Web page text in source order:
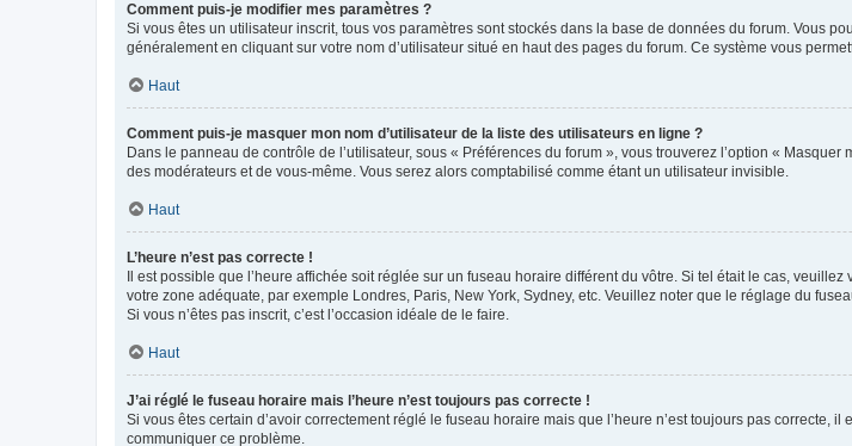
Comment puis-je modifier mes paramètres ?
Si vous êtes un utilisateur inscrit, tous vos paramètres sont stockés dans la base de données du forum. Vous
généralement en cliquant sur votre nom d’utilisateur situé en haut des pages du forum. Ce système vous
Haut
Comment puis-je masquer mon nom d’utilisateur de la liste des utilisateurs en ligne ?
Dans le panneau de contrôle de l’utilisateur, sous « Préférences du forum », vous trouverez l’option «
des modérateurs et de vous-même. Vous serez alors comptabilisé comme étant un utilisateur invisible.
Haut
L’heure n’est pas correcte !
Il est possible que l’heure affichée soit réglée sur un fuseau horaire différent du vôtre. Si tel était le cas,
votre zone adéquate, par exemple Londres, Paris, New York, Sydney, etc. Veuillez noter que le réglage du
Si vous n’êtes pas inscrit, c’est l’occasion idéale de le faire.
Haut
J’ai réglé le fuseau horaire mais l’heure n’est toujours pas correcte !
Si vous êtes certain d’avoir correctement réglé le fuseau horaire mais que l’heure n’est toujours pas
communiquer ce problème.